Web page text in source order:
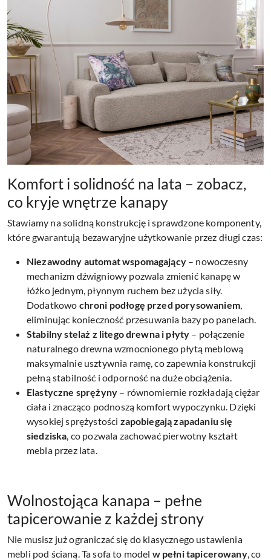
Komfort i solidność na lata – zobacz,
co kryje wnętrze kanapy
Stawiamy na solidną konstrukcję i sprawdzone komponenty,
które gwarantują bezawaryjne użytkowanie przez długi czas:
Niezawodny automat wspomagający– nowoczesny
mechanizm dźwigniowy pozwala zmienić kanapę w
łóżko jednym, płynnym ruchem bez użycia siły.
Dodatkowo chroni podłogę przed porysowaniem,
eliminując konieczność przesuwania bazy po panelach.
Stabilny stelaż z litego drewna i płyty – połączenie
naturalnego drewna wzmocnionego płytą meblową
maksymalnie usztywnia ramę, co zapewnia konstrukcji
pełną stabilność i odporność na duże obciążenia.
Elastyczne sprężyny – równomiernie rozkładają ciężar
ciała i znacząco podnoszą komfort wypoczynku. Dzięki
wysokiej sprężystości zapobiegają zapadaniu się
siedziska , co pozwala zachować pierwotny kształt
mebla przez lata.
Wolnostojąca kanapa – pełne
tapicerowanie z każdej strony
Nie musisz już ograniczać się do klasycznego ustawienia
mebli pod ścianą. Ta sofa to model w pełni tapicerowany, co